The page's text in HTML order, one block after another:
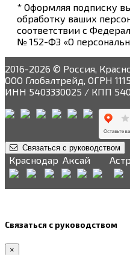
* Оформляя подписку
обработку ваших
соответствии с
№ 152-ФЗ «О
2016-2026 © Россия,
ООО Глобалтрейд, ОГРН
ИНН 5403330025 / КПП
Связаться с руководством
Краснодар Аксай
Связаться с руководством
×